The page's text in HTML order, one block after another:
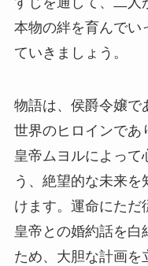
本物の絆を育んでい
ていきましょう。
物語は、侯爵令嬢で
世界のヒロインであ
皇帝ムヨルによって
う、絶望的な未来を
けます。運命にただ
皇帝との婚約話を白
ため、大胆な計画を